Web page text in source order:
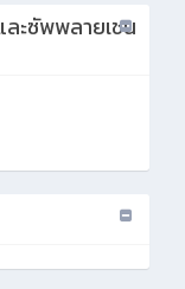
ะซัพพลายเชน